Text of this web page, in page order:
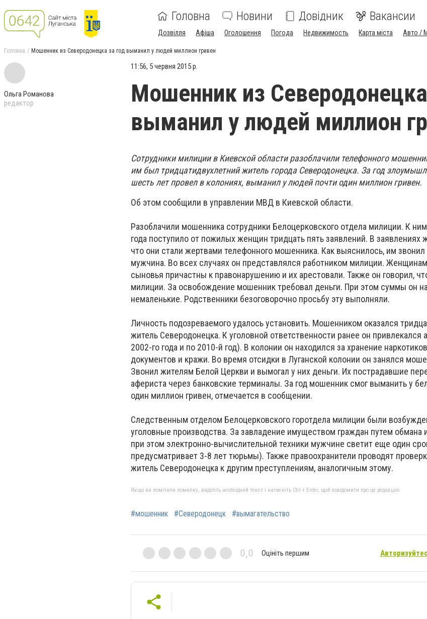
Головна Новини Довідник Вакансии
Дозвілля Афіша Оголошення Погода Недвижимость Карта міста Авто /
Головна Мошенник из Северодонецка за год выманил у людей миллион гривен
Ольга Романова
редактор
11:56, 5 червня 2015 р.
Мошенник из
выманил у людей миллион
Сотрудники милиции в Киевской области разоблачили телефонного
им был тридцатидвухлетний житель города Северодонецка. За год
шесть лет провел в колониях, выманил у людей почти один миллион гривен.
Об этом сообщили в управлении МВД в Киевской области.
Разоблачили мошенника сотрудники Белоцерковского отдела милиции. К
года поступило от пожилых женщин тридцать пять заявлений. В
что они стали жертвами телефонного мошенника. Как выяснилось, им
мужчина. Во всех случаях он представлялся работником милиции. Женщинам
сыновья причастны к правонарушению и их арестовали. Также он говорил,
милиции. За освобождение мошенник требовал деньги. При этом суммы он
немаленькие. Родственники безоговорочно просьбу эту выполняли.
Личность подозреваемого удалось установить. Мошенником оказался
житель Северодонецка. К уголовной ответственности ранее он привлекался
2002-го года и по 2010-й год). В колонии он находился за хранение
документов и кражи. Во время отсидки в Луганской колонии он занялся
Звонил жителям Белой Церкви и вымогал у них деньги. Их пострадавшие
афериста через банковские терминалы. За год мошенник смог выманить у
один миллион гривен, отмечается в сообщении.
Следственным отделом Белоцерковского горотдела милиции были
уголовные производства. За завладение имуществом граждан путем обмана
при этом электронно-вычислительной техники мужчине светит еще один
предусматривает 3-8 лет тюрьмы). Также правоохранители проводят
житель Северодонецка к другим преступлениям, аналогичным этому.
Якщо ви помітили помилку, виділіть необхідний текст і натисніть Ctrl + Enter, щоб повідомити про це редакцію
#мошенник #Северодонецк #вымагательство
0,0 Оцініть першим